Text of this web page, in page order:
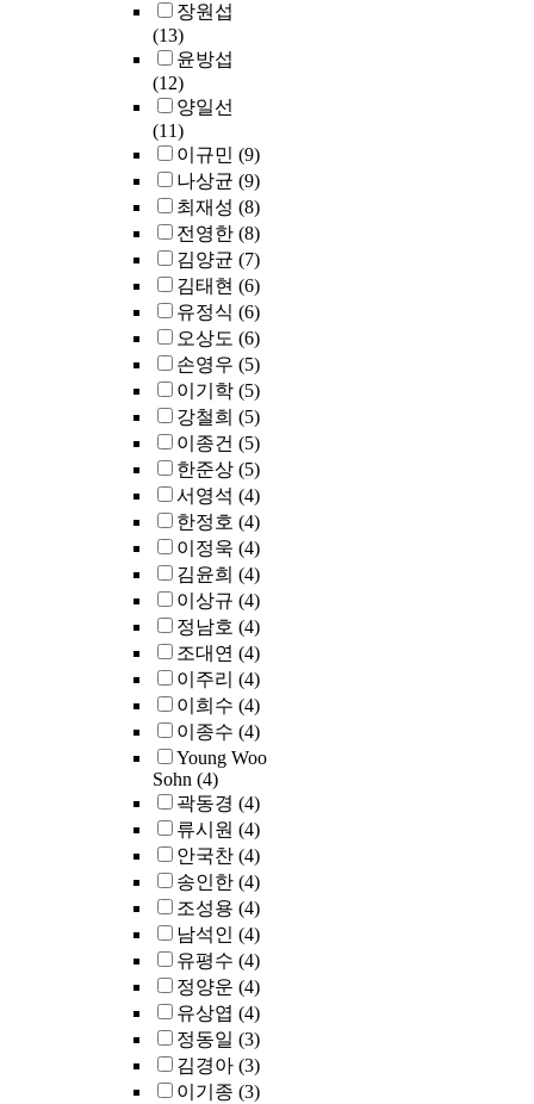
장원섭
(13)
윤방섭
(12)
양일선
(11)
이규민 (9)
나상균 (9)
최재성 (8)
전영한 (8)
김양균 (7)
김태현 (6)
유정식 (6)
오상도 (6)
손영우 (5)
이기학 (5)
강철희 (5)
이종건 (5)
한준상 (5)
서영석 (4)
한정호 (4)
이정욱 (4)
김윤희 (4)
이상규 (4)
정남호 (4)
조대연 (4)
이주리 (4)
이희수 (4)
이종수 (4)
Young Woo
Sohn (4)
곽동경 (4)
류시원 (4)
안국찬 (4)
송인한 (4)
조성용 (4)
남석인 (4)
유평수 (4)
정양운 (4)
유상엽 (4)
정동일 (3)
김경아 (3)
이기종 (3)